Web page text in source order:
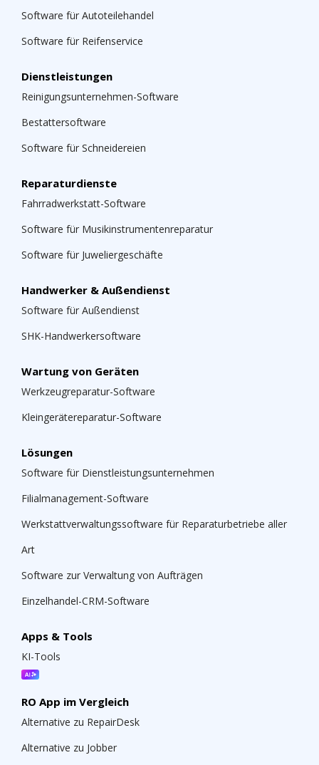
Software für Autoteilehandel
Software für Reifenservice
Dienstleistungen
Reinigungsunternehmen-Software
Bestattersoftware
Software für Schneidereien
Reparaturdienste
Fahrradwerkstatt-Software
Software für Musikinstrumentenreparatur
Software für Juweliergeschäfte
Handwerker & Außendienst
Software für Außendienst
SHK-Handwerkersoftware
Wartung von Geräten
Werkzeugreparatur-Software
Kleingerätereparatur-Software
Lösungen
Software für Dienstleistungsunternehmen
Filialmanagement-Software
Werkstattverwaltungssoftware für Reparaturbetriebe aller
Art
Software zur Verwaltung von Aufträgen
Einzelhandel-CRM-Software
Apps & Tools
KI-Tools
RO App im Vergleich
Alternative zu RepairDesk
Alternative zu Jobber